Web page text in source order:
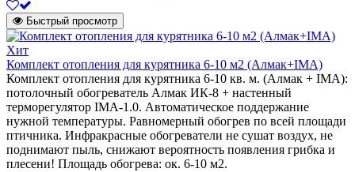
Быстрый просмотр
Хит
Комплект отопления для курятника 6-10 м2 (Алмак+IMA)
Комплект отопления для курятника 6-10 кв. м. (Алмак + IMA):
потолочный обогреватель Алмак ИК-8 + настенный
терморегулятор IMA-1.0. Автоматическое поддержание
нужной температуры. Равномерный обогрев по всей площади
птичника. Инфракрасные обогреватели не сушат воздух, не
поднимают пыль, снижают вероятность появления грибка и
плесени! Площадь обогрева: ок. 6-10 м2.